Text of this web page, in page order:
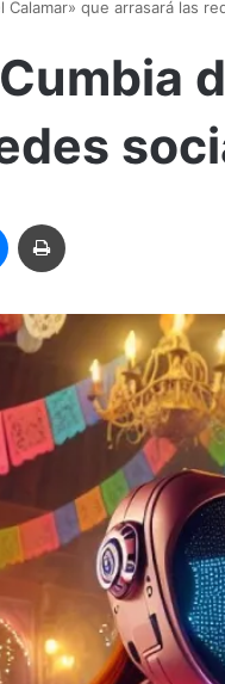
Calamar» que arrasará las
Messenger